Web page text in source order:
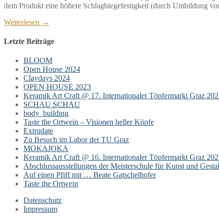
dem Produkt eine höhere Schlagbiegefestigkeit (durch Umbildung
Weiterlesen →
Letzte Beiträge
BLOOM
Open House 2024
Claydays 2024
OPEN HOUSE 2023
Keramik Art Craft @ 17. Internationaler Töpfermarkt Graz
SCHAU SCHAU
body_building
Taste the Ortwein – Visionen heller Köpfe
Extrudate
Zu Besuch im Labor der TU Graz
MOKAJOKA
Keramik Art Craft @ 16. Internationaler Töpfermarkt Graz
Abschlussausstellungen der Meisterschule für Kunst und
Auf einen Pfiff mit … Beate Gatschelhofer
Taste the Ortwein
Datenschutz
Impressum